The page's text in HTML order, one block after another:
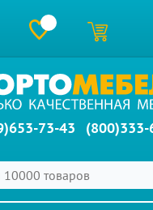
73-43 (800)333-